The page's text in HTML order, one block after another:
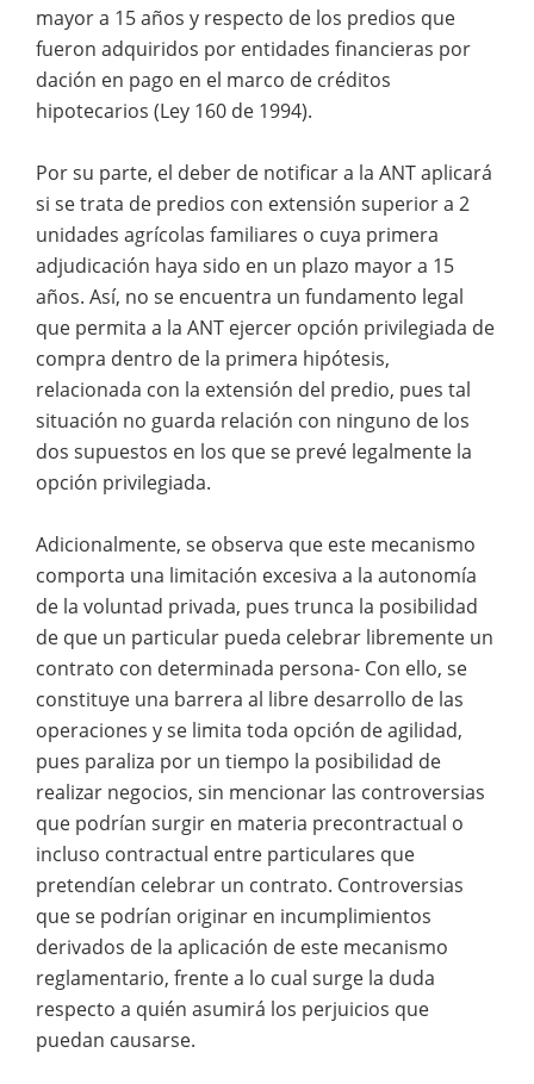
mayor a 15 años y respecto de los predios que
fueron adquiridos por entidades financieras por
dación en pago en el marco de créditos
hipotecarios (Ley 160 de 1994).
Por su parte, el deber de notificar a la ANT aplicará
si se trata de predios con extensión superior a 2
unidades agrícolas familiares o cuya primera
adjudicación haya sido en un plazo mayor a 15
años. Así, no se encuentra un fundamento legal
que permita a la ANT ejercer opción privilegiada de
compra dentro de la primera hipótesis,
relacionada con la extensión del predio, pues tal
situación no guarda relación con ninguno de los
dos supuestos en los que se prevé legalmente la
opción privilegiada.
Adicionalmente, se observa que este mecanismo
comporta una limitación excesiva a la autonomía
de la voluntad privada, pues trunca la posibilidad
de que un particular pueda celebrar libremente un
contrato con determinada persona- Con ello, se
constituye una barrera al libre desarrollo de las
operaciones y se limita toda opción de agilidad,
pues paraliza por un tiempo la posibilidad de
realizar negocios, sin mencionar las controversias
que podrían surgir en materia precontractual o
incluso contractual entre particulares que
pretendían celebrar un contrato. Controversias
que se podrían originar en incumplimientos
derivados de la aplicación de este mecanismo
reglamentario, frente a lo cual surge la duda
respecto a quién asumirá los perjuicios que
puedan causarse.